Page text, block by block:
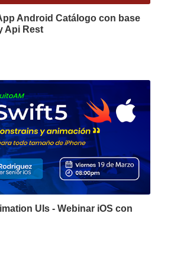
Android Catálogo con base
Api Rest
UIs - Webinar iOS con